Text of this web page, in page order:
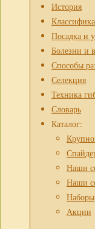
История
Посадка и
Болезни и
Способы
Селекция
Техника
Словарь
Каталог:
Наши
Наши
Наборы
Акции